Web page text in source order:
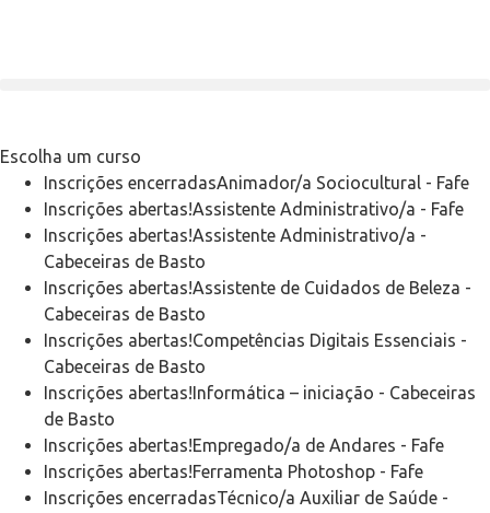
Escolha um curso
Inscrições encerradasAnimador/a Sociocultural - Fafe
Inscrições abertas!Assistente Administrativo/a - Fafe
Inscrições abertas!Assistente Administrativo/a -
Cabeceiras de Basto
Inscrições abertas!Assistente de Cuidados de Beleza -
Cabeceiras de Basto
Inscrições abertas!Competências Digitais Essenciais -
Cabeceiras de Basto
Inscrições abertas!Informática – iniciação - Cabeceiras
de Basto
Inscrições abertas!Empregado/a de Andares - Fafe
Inscrições abertas!Ferramenta Photoshop - Fafe
Inscrições encerradasTécnico/a Auxiliar de Saúde -